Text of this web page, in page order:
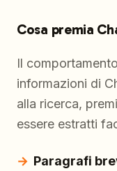
Cosa premia
Il
informazioni di
alla ricerca,
essere estratti
Paragrafi